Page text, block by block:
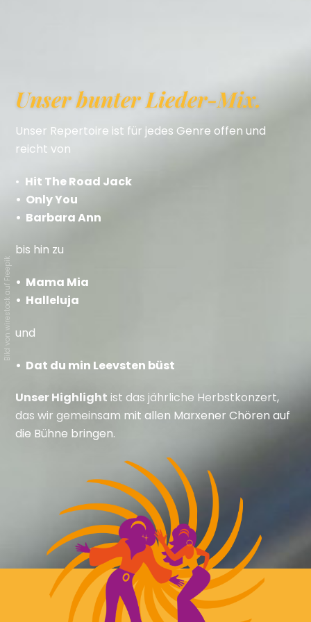
Unser bunter Lieder-Mix.
Unser Repertoire ist für jedes Genre offen und
reicht von
• Hit The Road Jack
• Only You
• Barbara Ann
bis hin zu
• Mama Mia
• Halleluja
und
• Dat du min Leevsten büst
Bild von wirestock
auf Freepik
Unser Highlight ist das jährliche Herbstkonzert,
das wir gemeinsam mit allen Marxener Chören auf
die Bühne bringen.